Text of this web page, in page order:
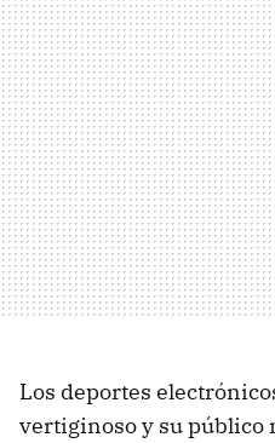
Los deportes
vertiginoso y su público